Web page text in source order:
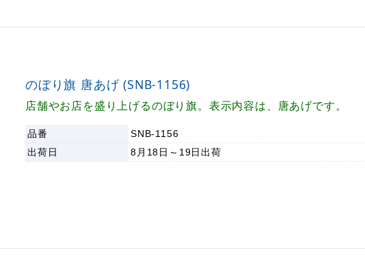
のぼり旗 唐あげ (SNB-1156)
店舗やお店を盛り上げるのぼり旗。表示内容は、唐あげです。
品番 SNB-1156
出荷日 8月18日～19日出荷